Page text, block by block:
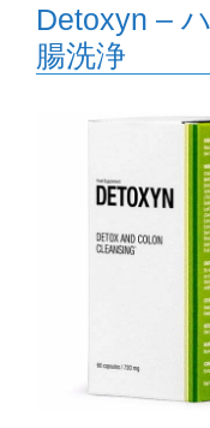
Detoxyn –
腸洗浄